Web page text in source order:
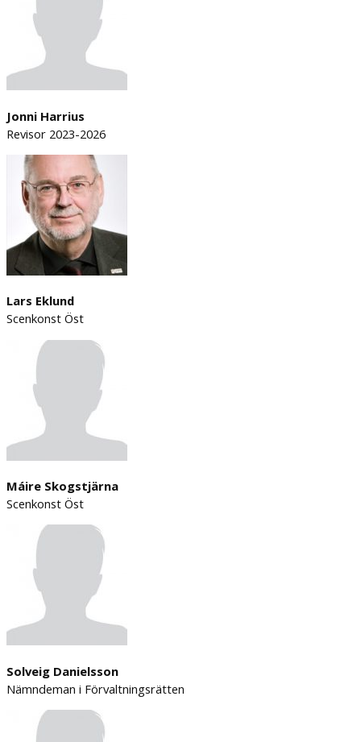
Jonni Harrius
Revisor 2023-2026
Lars Eklund
Scenkonst Öst
Máire Skogstjärna
Scenkonst Öst
Solveig Danielsson
Nämndeman i Förvaltningsrätten